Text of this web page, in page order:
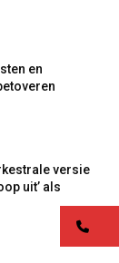
en
versie
uit’ als